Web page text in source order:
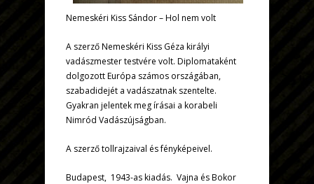
Nemeskéri Kiss Sándor – Hol nem volt
A szerző Nemeskéri Kiss Géza királyi
vadászmester testvére volt. Diplomataként
dolgozott Európa számos országában,
szabadidejét a vadászatnak szentelte.
Gyakran jelentek meg írásai a korabeli
Nimród Vadászújságban.
A szerző tollrajzaival és fényképeivel.
Budapest, 1943-as kiadás. Vajna és Bokor